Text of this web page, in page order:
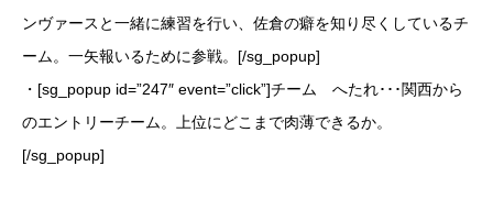
ンヴァースと一緒に練習を行い、佐倉の癖を知り尽くしているチ
ーム。一矢報いるために参戦。[/sg_popup]
・[sg_popup id=”247″ event=”click”]チーム へたれ･･･関西から
のエントリーチーム。上位にどこまで肉薄できるか。
[/sg_popup]